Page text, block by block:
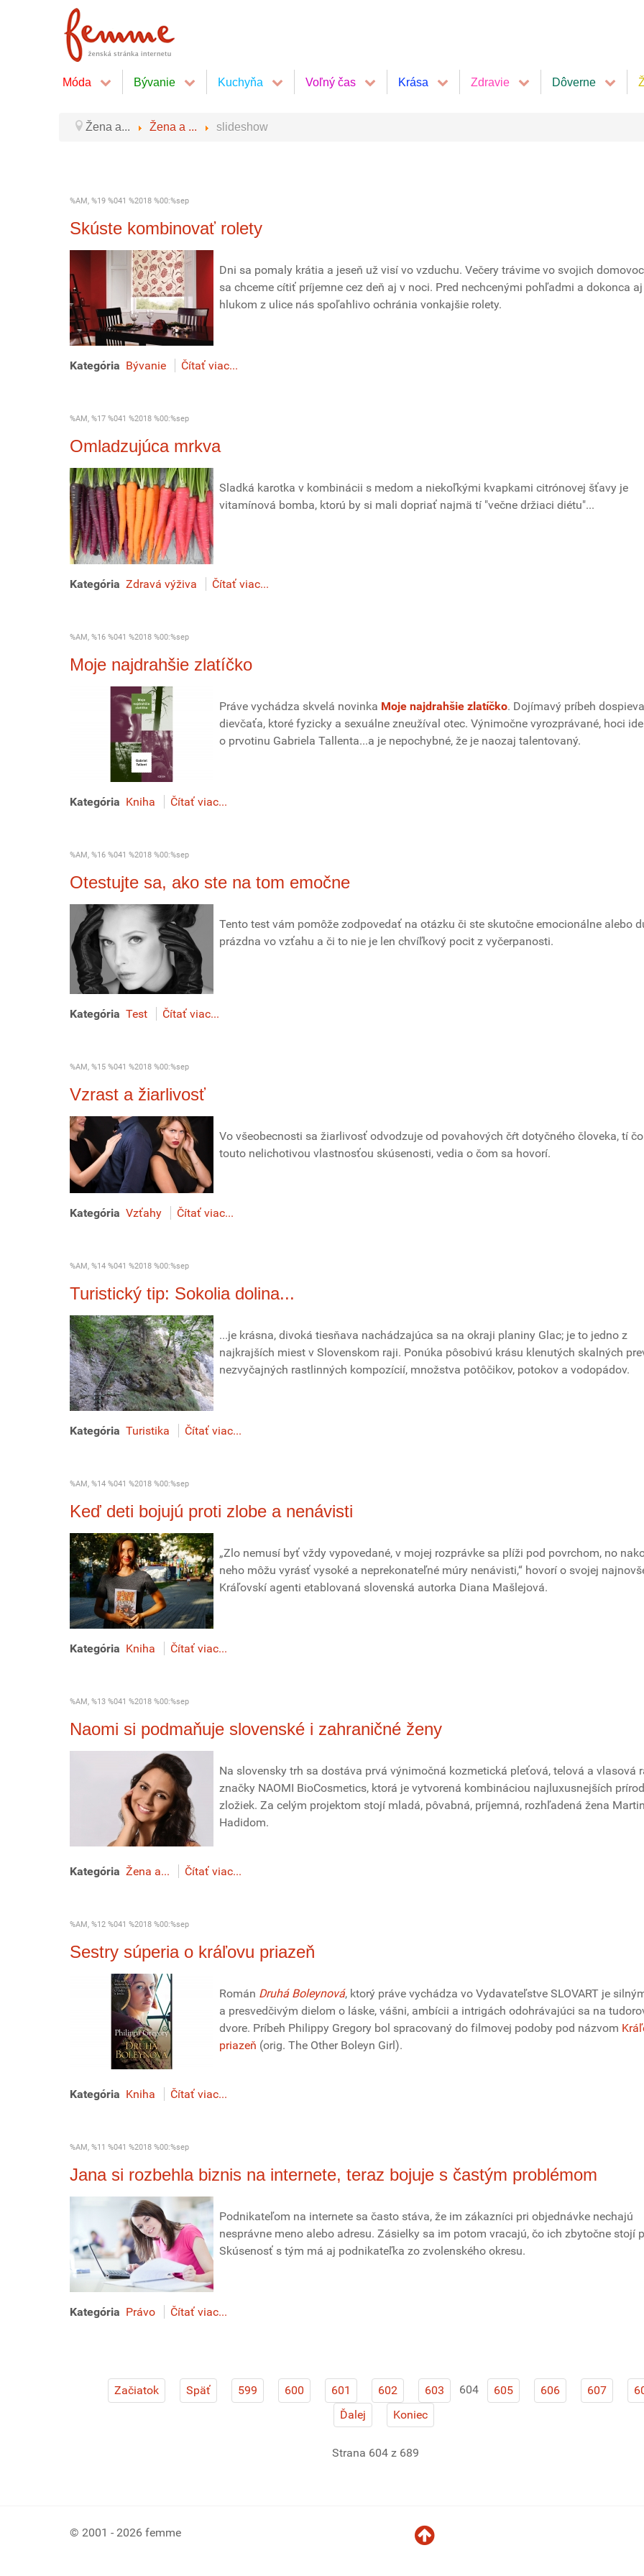
Móda Bývanie Kuchyňa Voľný čas Krása Zdravie Dôverne
Žena a... Žena a ... slideshow
%AM, %19 %041 %2018 %00:%sep
Skúste kombinovať rolety
Dni sa pomaly krátia a jeseň už visí vo vzduchu. Večery trávime vo svojich
sa chceme cítiť príjemne cez deň aj v noci. Pred nechcenými pohľadmi a dokonca aj
hlukom z ulice nás spoľahlivo ochránia vonkajšie rolety.
Kategória Bývanie Čítať viac...
%AM, %17 %041 %2018 %00:%sep
Omladzujúca mrkva
Sladká karotka v kombinácii s medom a niekoľkými kvapkami citrónovej šťavy je
vitamínová bomba, ktorú by si mali dopriať najmä tí "večne držiaci diétu"...
Kategória Zdravá výživa Čítať viac...
%AM, %16 %041 %2018 %00:%sep
Moje najdrahšie zlatíčko
Práve vychádza skvelá novinka Moje najdrahšie zlatíčko. Dojímavý príbeh
dievčaťa, ktoré fyzicky a sexuálne zneužíval otec. Výnimočne vyrozprávané, hoci ide
o prvotinu Gabriela Tallenta...a je nepochybné, že je naozaj talentovaný.
Kategória Kniha Čítať viac...
%AM, %16 %041 %2018 %00:%sep
Otestujte sa, ako ste na tom emočne
Tento test vám pomôže zodpovedať na otázku či ste skutočne emocionálne alebo
prázdna vo vzťahu a či to nie je len chvíľkový pocit z vyčerpanosti.
Kategória Test Čítať viac...
%AM, %15 %041 %2018 %00:%sep
Vzrast a žiarlivosť
Vo všeobecnosti sa žiarlivosť odvodzuje od povahových čŕt dotyčného človeka, tí
touto nelichotivou vlastnosťou skúsenosti, vedia o čom sa hovorí.
Kategória Vzťahy Čítať viac...
%AM, %14 %041 %2018 %00:%sep
Turistický tip: Sokolia dolina...
...je krásna, divoká tiesňava nachádzajúca sa na okraji planiny Glac; je to jedno z
najkrajších miest v Slovenskom raji. Ponúka pôsobivú krásu klenutých skalných
nezvyčajných rastlinných kompozícií, množstva potôčikov, potokov a vodopádov.
Kategória Turistika Čítať viac...
%AM, %14 %041 %2018 %00:%sep
Keď deti bojujú proti zlobe a nenávisti
„Zlo nemusí byť vždy vypovedané, v mojej rozprávke sa plíži pod povrchom, no
neho môžu vyrásť vysoké a neprekonateľné múry nenávisti,“ hovorí o svojej
Kráľovskí agenti etablovaná slovenská autorka Diana Mašlejová.
Kategória Kniha Čítať viac...
%AM, %13 %041 %2018 %00:%sep
Naomi si podmaňuje slovenské i zahraničné ženy
Na slovensky trh sa dostáva prvá výnimočná kozmetická pleťová, telová a vlasová
značky NAOMI BioCosmetics, ktorá je vytvorená kombináciou najluxusnejších
zložiek. Za celým projektom stojí mladá, pôvabná, príjemná, rozhľadená žena
Hadidom.
Kategória Žena a... Čítať viac...
%AM, %12 %041 %2018 %00:%sep
Sestry súperia o kráľovu priazeň
Román Druhá Boleynová, ktorý práve vychádza vo Vydavateľstve SLOVART je
a presvedčivým dielom o láske, vášni, ambícii a intrigách odohrávajúci sa na
dvore. Príbeh Philippy Gregory bol spracovaný do filmovej podoby pod názvom
priazeň (orig. The Other Boleyn Girl).
Kategória Kniha Čítať viac...
%AM, %11 %041 %2018 %00:%sep
Jana si rozbehla biznis na internete, teraz bojuje s častým problémom
Podnikateľom na internete sa často stáva, že im zákazníci pri objednávke nechajú
nesprávne meno alebo adresu. Zásielky sa im potom vracajú, čo ich zbytočne stojí
Skúsenosť s tým má aj podnikateľka zo zvolenského okresu.
Kategória Právo Čítať viac...
Začiatok Späť 599 600 601 602 603 604 605 606 607
Ďalej
Koniec
Strana 604 z 689
© 2001 - 2026 femme